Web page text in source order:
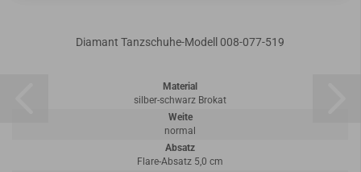
Diamant Tanzschuhe-Modell 008-077-519
Material
silber-schwarz Brokat
Weite
normal
Absatz
Flare-Absatz 5,0 cm